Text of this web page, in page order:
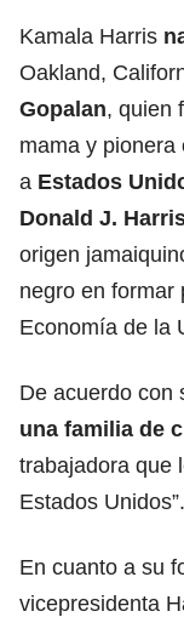
Kamala Harris
Oakland,
Gopalan, quien
mama y pionera
a Estados
Donald J.
origen
negro en formar
Economía de la
De acuerdo con
una familia de
trabajadora que
Estados Unidos”.
En cuanto a su
vicepresidenta